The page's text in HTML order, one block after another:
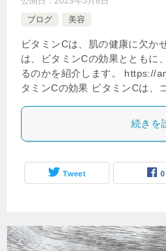
ブログ
美容
ビタミンCは、肌の健康に欠か
は、ビタミンCの効果とともに
るのかを紹介します。 https://
タミンCの効果 ビタミンCは、
続きを
Tweet 0